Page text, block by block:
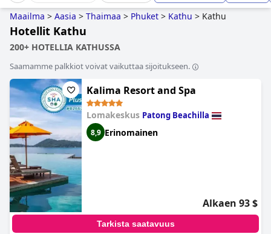
Maailma > Aasia > Thaimaa > Phuket > Kathu > Kathu
Hotellit Kathu
200+ HOTELLIA KATHUSSA
Saamamme palkkiot voivat vaikuttaa sijoitukseen.
Kalima Resort and Spa
Lomakeskus Patong Beachilla
8,9 Erinomainen
Alkaen 93 $
Tarkista saatavuus